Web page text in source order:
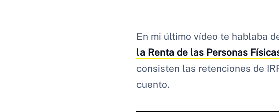
En mi último vídeo te hablaba
la Renta de las Personas
consisten las retenciones de
cuento.